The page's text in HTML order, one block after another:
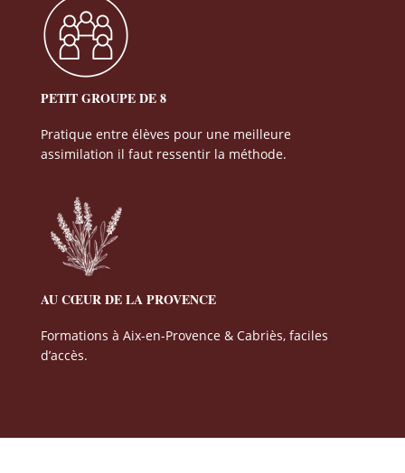
PETIT GROUPE DE 8
Pratique entre élèves pour une meilleure
assimilation il faut ressentir la méthode.
AU CŒUR DE LA PROVENCE
Formations à Aix-en-Provence & Cabriès, faciles
d’accès.